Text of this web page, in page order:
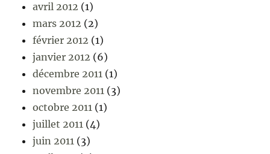
avril 2012 (1)
mars 2012 (2)
février 2012 (1)
janvier 2012 (6)
décembre 2011 (1)
novembre 2011 (3)
octobre 2011 (1)
juillet 2011 (4)
juin 2011 (3)